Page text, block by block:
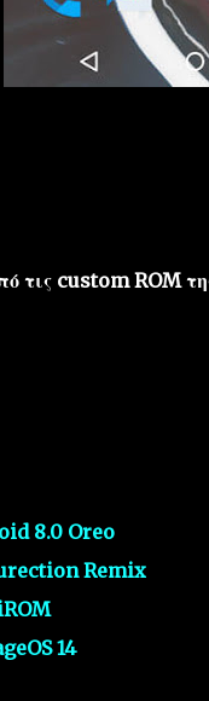
τις custom ROM
8.0 Oreo
Remix
14